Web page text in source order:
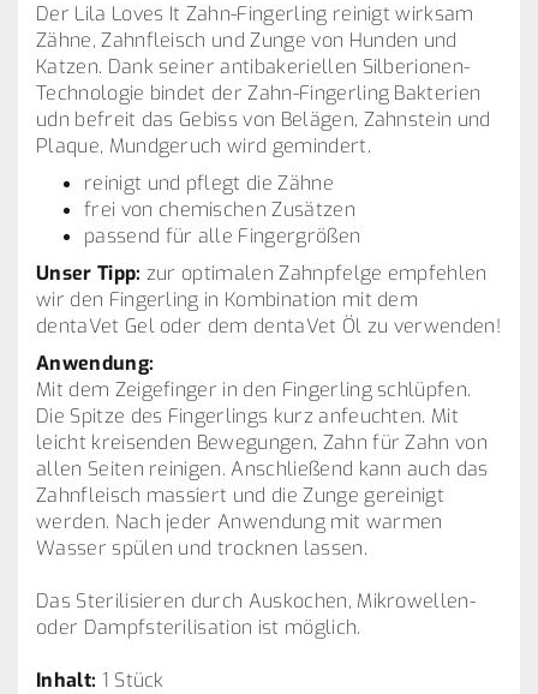
Der Lila Loves It Zahn-Fingerling reinigt wirksam
Zähne, Zahnfleisch und Zunge von Hunden und
Katzen. Dank seiner antibakeriellen Silberionen-
Technologie bindet der Zahn-Fingerling Bakterien
udn befreit das Gebiss von Belägen, Zahnstein und
Plaque, Mundgeruch wird gemindert.
reinigt und pflegt die Zähne
frei von chemischen Zusätzen
passend für alle Fingergrößen
Unser Tipp: zur optimalen Zahnpfelge empfehlen
wir den Fingerling in Kombination mit dem
dentaVet Gel oder dem dentaVet Öl zu verwenden!
Anwendung:
Mit dem Zeigefinger in den Fingerling schlüpfen.
Die Spitze des Fingerlings kurz anfeuchten. Mit
leicht kreisenden Bewegungen, Zahn für Zahn von
allen Seiten reinigen. Anschließend kann auch das
Zahnfleisch massiert und die Zunge gereinigt
werden. Nach jeder Anwendung mit warmen
Wasser spülen und trocknen lassen.
Das Sterilisieren durch Auskochen, Mikrowellen-
oder Dampfsterilisation ist möglich.
Inhalt: 1 Stück